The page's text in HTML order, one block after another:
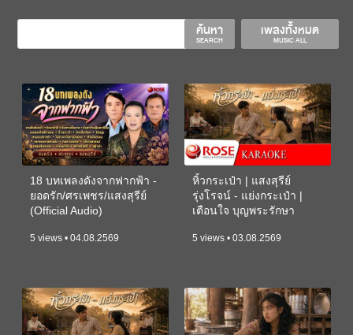
เพลงทั้งหมด
MUSIC ALL
ค้นหา
SEARCH
18 บทเพลงดังจากฟากฟ้า -
ยอดรัก/ศรเพชร/แสงสุรีย์
(Official Audio)
5 views • 04.08.2569
หิ้วกระเป๋า | แสงสุรีย์
รุ่งโรจน์ - แย่งกระเป๋า |
เตือนใจ บุญพระรักษา
5 views • 03.08.2569